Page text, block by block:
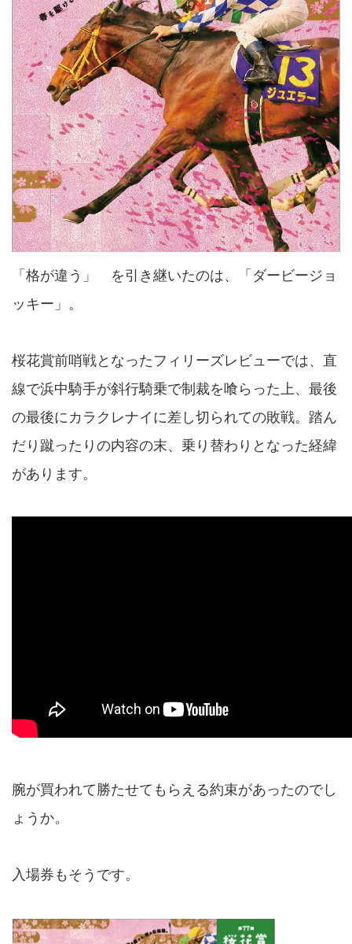
「格が違う」 を引き継いたのは、「ダービージョ
ッキー」。
桜花賞前哨戦となったフィリーズレビューでは、直
線で浜中騎手が斜行騎乗で制裁を喰らった上、最後
の最後にカラクレナイに差し切られての敗戦。踏ん
だり蹴ったりの内容の末、乗り替わりとなった経緯
があります。
腕が買われて勝たせてもらえる約束があったのでし
ょうか。
入場券もそうです。